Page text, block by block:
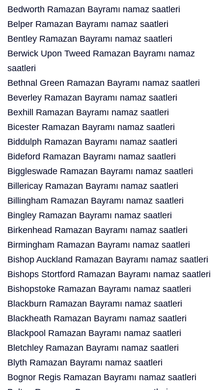
Bedworth Ramazan Bayramı namaz saatleri
Belper Ramazan Bayramı namaz saatleri
Bentley Ramazan Bayramı namaz saatleri
Berwick Upon Tweed Ramazan Bayramı namaz
saatleri
Bethnal Green Ramazan Bayramı namaz saatleri
Beverley Ramazan Bayramı namaz saatleri
Bexhill Ramazan Bayramı namaz saatleri
Bicester Ramazan Bayramı namaz saatleri
Biddulph Ramazan Bayramı namaz saatleri
Bideford Ramazan Bayramı namaz saatleri
Biggleswade Ramazan Bayramı namaz saatleri
Billericay Ramazan Bayramı namaz saatleri
Billingham Ramazan Bayramı namaz saatleri
Bingley Ramazan Bayramı namaz saatleri
Birkenhead Ramazan Bayramı namaz saatleri
Birmingham Ramazan Bayramı namaz saatleri
Bishop Auckland Ramazan Bayramı namaz saatleri
Bishops Stortford Ramazan Bayramı namaz saatleri
Bishopstoke Ramazan Bayramı namaz saatleri
Blackburn Ramazan Bayramı namaz saatleri
Blackheath Ramazan Bayramı namaz saatleri
Blackpool Ramazan Bayramı namaz saatleri
Bletchley Ramazan Bayramı namaz saatleri
Blyth Ramazan Bayramı namaz saatleri
Bognor Regis Ramazan Bayramı namaz saatleri